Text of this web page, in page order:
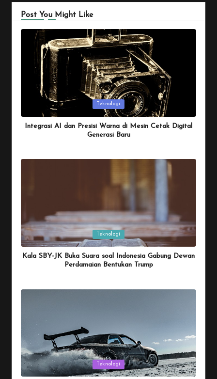
Post You Might Like
Teknologi
Integrasi AI dan Presisi Warna di Mesin Cetak Digital
Generasi Baru
in
Teknologi
Kala SBY-JK Buka Suara soal Indonesia Gabung Dewan
Perdamaian Bentukan Trump
Posted
Teknologi